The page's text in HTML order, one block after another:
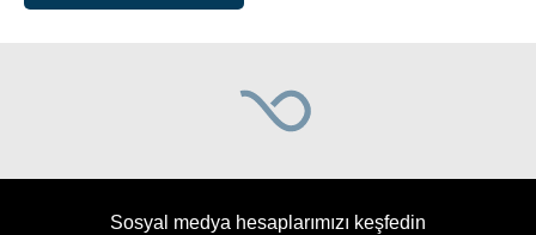
Sosyal medya hesaplarımızı keşfedin